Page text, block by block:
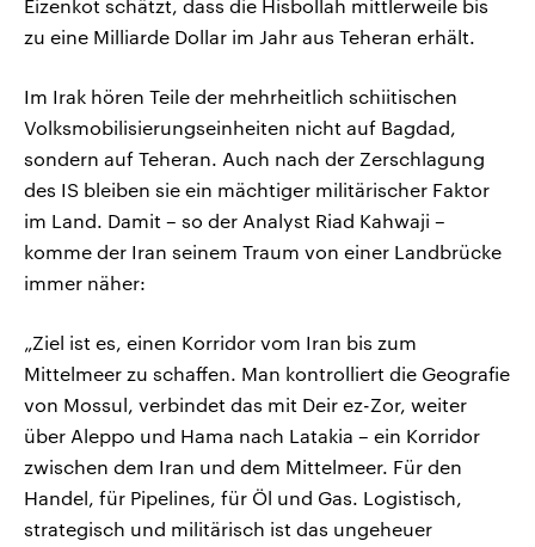
Eizenkot schätzt, dass die Hisbollah mittlerweile bis
zu eine Milliarde Dollar im Jahr aus Teheran erhält.
Im Irak hören Teile der mehrheitlich schiitischen
Volksmobilisierungseinheiten nicht auf Bagdad,
sondern auf Teheran. Auch nach der Zerschlagung
des IS bleiben sie ein mächtiger militärischer Faktor
im Land. Damit – so der Analyst Riad Kahwaji –
komme der Iran seinem Traum von einer Landbrücke
immer näher:
„Ziel ist es, einen Korridor vom Iran bis zum
Mittelmeer zu schaffen. Man kontrolliert die Geografie
von Mossul, verbindet das mit Deir ez-Zor, weiter
über Aleppo und Hama nach Latakia – ein Korridor
zwischen dem Iran und dem Mittelmeer. Für den
Handel, für Pipelines, für Öl und Gas. Logistisch,
strategisch und militärisch ist das ungeheuer